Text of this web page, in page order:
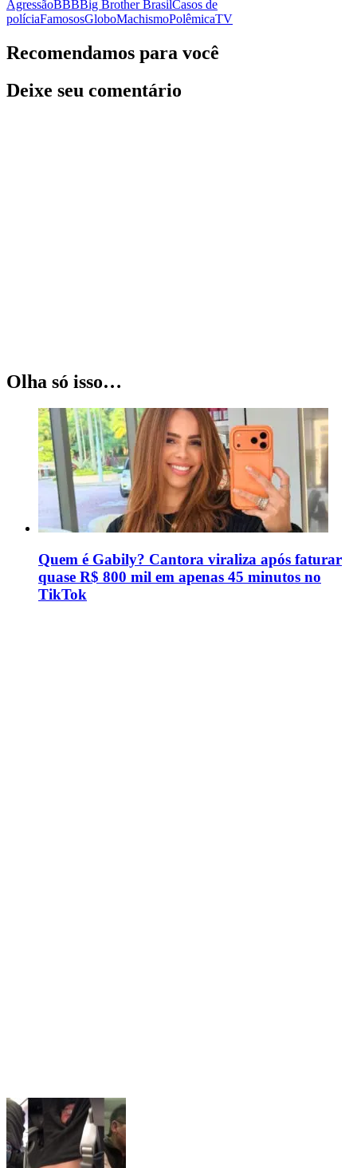
AgressãoBBBBig Brother BrasilCasos de
políciaFamososGloboMachismoPolêmicaTV
Recomendamos para você
Deixe seu comentário
Olha só isso…
Quem é Gabily? Cantora viraliza após faturar
quase R$ 800 mil em apenas 45 minutos no
TikTok